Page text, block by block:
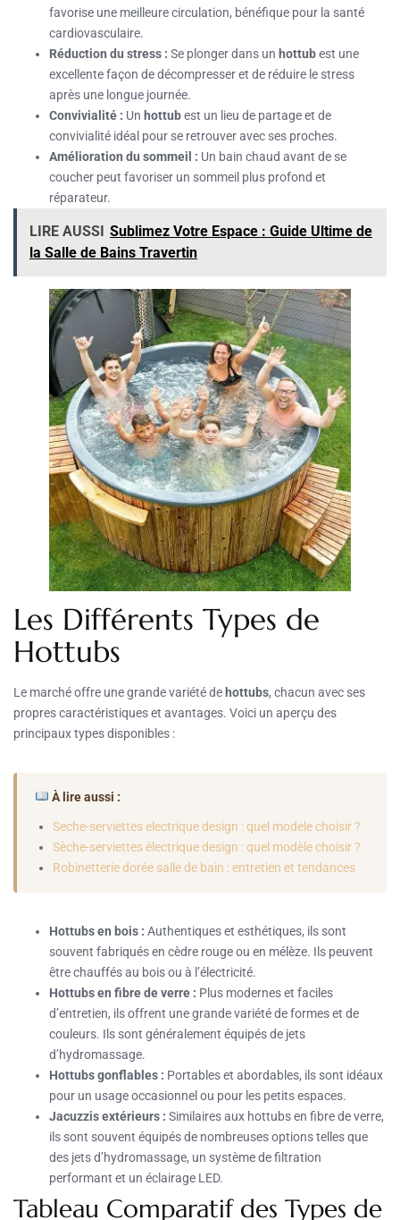
favorise une meilleure circulation, bénéfique pour la santé
cardiovasculaire.
Réduction du stress : Se plonger dans un hottubest une
excellente façon de décompresser et de réduire le stress
après une longue journée.
Convivialité : Un hottubest un lieu de partage et de
convivialité idéal pour se retrouver avec ses proches.
Amélioration du sommeil : Un bain chaud avant de se
coucher peut favoriser un sommeil plus profond et
réparateur.
LIRE AUSSI Sublimez Votre Espace : Guide Ultime de
la Salle de Bains Travertin
Les Différents Types de
Hottubs
Le marché offre une grande variété dehottubs, chacun avec ses
propres caractéristiques et avantages. Voici un aperçu des
principaux types disponibles :
À lire aussi :
Seche-serviettes electrique design : quel modele choisir ?
Sèche-serviettes électrique design : quel modèle choisir ?
Robinetterie dorée salle de bain : entretien et tendances
Hottubs en bois : Authentiques et esthétiques, ils sont
souvent fabriqués en cèdre rouge ou en mélèze. Ils peuvent
être chauffés au bois ou à l’électricité.
Hottubs en fibre de verre : Plus modernes et faciles
d’entretien, ils offrent une grande variété de formes et de
couleurs. Ils sont généralement équipés de jets
d’hydromassage.
Hottubs gonflables : Portables et abordables, ils sont idéaux
pour un usage occasionnel ou pour les petits espaces.
Jacuzzis extérieurs : Similaires aux hottubs en fibre de verre,
ils sont souvent équipés de nombreuses options telles que
des jets d’hydromassage, un système de filtration
performant et un éclairage LED.
Tableau Comparatif des Types de